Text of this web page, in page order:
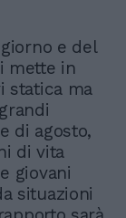
e del
mette in
statica ma
di agosto,
di vita
giovani
situazioni